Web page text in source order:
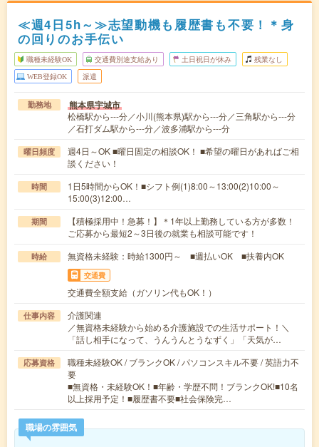
≪週4日5h～≫志望動機も履歴書も不要！＊身
の回りのお手伝い
職種未経験OK 交通費別途支給あり 土日祝日が休み 残業なし
WEB登録OK 派遣
勤務地 熊本県宇城市
松橋駅から---分／小川(熊本県)駅から---分／三角駅から---分
／石打ダム駅から---分／波多浦駅から---分
曜日頻度
週4日～OK ■曜日固定の相談OK！ ■希望の曜日があればご相
談ください！
時間
1日5時間からOK！■シフト例(1)8:00～13:00(2)10:00～
15:00(3)12:00…
期間
【積極採用中！急募！】＊1年以上勤務している方が多数！
ご応募から最短2～3日後の就業も相談可能です！
時給 無資格未経験：時給1300円～ ■週払いOK ■扶養内OK
交通費
交通費全額支給（ガソリン代もOK！）
仕事内容
介護関連
／無資格未経験から始める介護施設での生活サポート！＼
「話し相手になって、うんうんとうなずく」「天気が…
応募資格
職種未経験OK / ブランクOK / パソコンスキル不要 / 英語力不
要
■無資格・未経験OK！■年齢・学歴不問！ブランクOK!■10名
以上採用予定！■履歴書不要■社会保険完…
職場の雰囲気